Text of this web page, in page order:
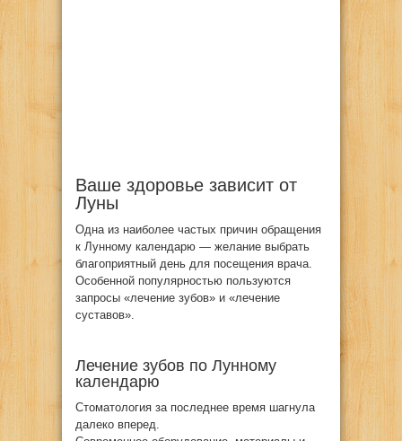
Ваше здоровье зависит от
Луны
Одна из наиболее частых причин обращения
к Лунному календарю — желание выбрать
благоприятный день для посещения врача.
Особенной популярностью пользуются
запросы «лечение зубов» и «лечение
суставов».
Лечение зубов по Лунному
календарю
Стоматология за последнее время шагнула
далеко вперед.